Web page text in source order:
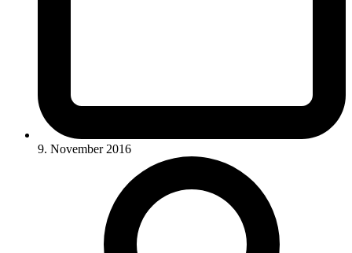
9. November 2016